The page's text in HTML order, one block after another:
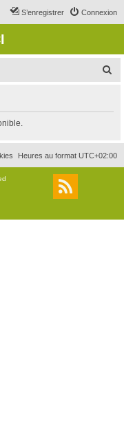
Connexion
S’enregistrer
r
c
r
Heures au format UTC+02:00